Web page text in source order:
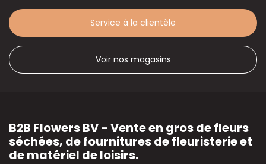
Service à la clientèle
Voir nos magasins
B2B Flowers BV - Vente en gros de fleurs
séchées, de fournitures de fleuristerie et
de matériel de loisirs.